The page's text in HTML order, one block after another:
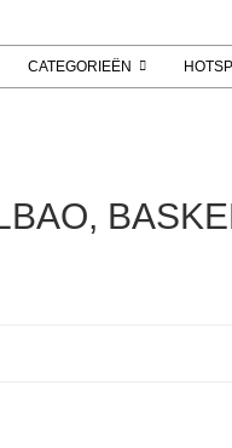
CATEGORIEËN